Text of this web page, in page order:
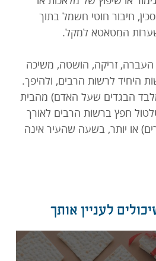
חיבור חוטי חשמל בתוך
המטאטא למקל.
העברה, זריקה, הושטה, משיכה
היחיד לרשות הרבים, ולהיפך.
הבגדים שעל האדם) מהבית
חפץ ברשות הרבים לאורך
או יותר, בשעה שהעיר אינה
לעניין אותך